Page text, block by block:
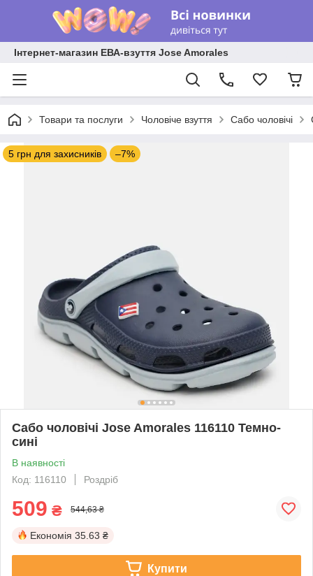
Інтернет-магазин ЕВА-взуття Jose Amorales
Товари та послуги Чоловіче взуття Сабо чоловічі
5 грн для захисників –7%
Сабо чоловічі Jose Amorales 116110 Темно-
сині
В наявності
Код: 116110
Роздріб
509 ₴ 544,63 ₴
Економія 35.63 ₴
Купити